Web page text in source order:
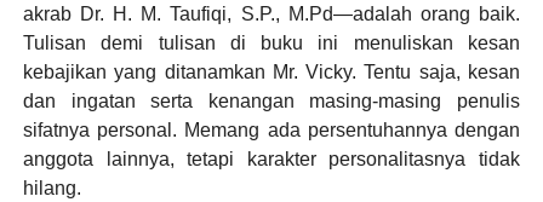
akrab Dr. H. M. Taufiqi, S.P., M.Pd—adalah orang baik.
Tulisan demi tulisan di buku ini menuliskan kesan
kebajikan yang ditanamkan Mr. Vicky. Tentu saja, kesan
dan ingatan serta kenangan masing-masing penulis
sifatnya personal. Memang ada persentuhannya dengan
anggota lainnya, tetapi karakter personalitasnya tidak
hilang.